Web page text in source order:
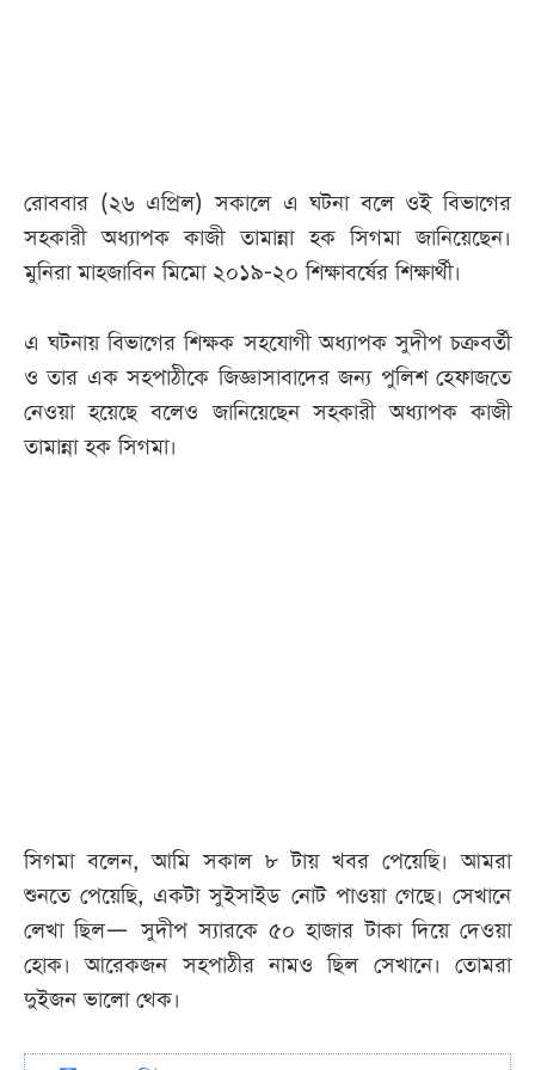
পেপার
রোববার (২৬ এপ্রিল) সকালে এ ঘটনা বলে ওই বিভাগের
সহকারী অধ্যাপক কাজী তামান্না হক সিগমা জানিয়েছেন।
মুনিরা মাহজাবিন মিমো ২০১৯-২০ শিক্ষাবর্ষের শিক্ষার্থী।
এ ঘটনায় বিভাগের শিক্ষক সহযোগী অধ্যাপক সুদীপ চক্রবর্তী
ও তার এক সহপাঠীকে জিজ্ঞাসাবাদের জন্য পুলিশ হেফাজতে
নেওয়া হয়েছে বলেও জানিয়েছেন সহকারী অধ্যাপক কাজী
তামান্না হক সিগমা।
সিগমা বলেন, আমি সকাল ৮ টায় খবর পেয়েছি। আমরা
শুনতে পেয়েছি, একটা সুইসাইড নোট পাওয়া গেছে। সেখানে
লেখা ছিল— সুদীপ স্যারকে ৫০ হাজার টাকা দিয়ে দেওয়া
হোক। আরেকজন সহপাঠীর নামও ছিল সেখানে। তোমরা
দুইজন ভালো থেক।